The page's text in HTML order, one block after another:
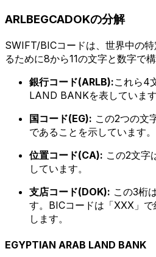
ARLBEGCADOKの分解
SWIFT/BICコードは、世界中の
るために8から11の文字と数字で
銀行コード(ARLB):これら4
LAND BANKを表しています
国コード(EG): この2つの文
であることを示しています。
位置コード(CA): この2文字
しています。
支店コード(DOK): この3桁
す。BICコードは「XXX」
します。
EGYPTIAN ARAB LAND BANK